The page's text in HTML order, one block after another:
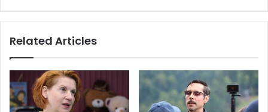
denunțul
Direcția
Related Articles